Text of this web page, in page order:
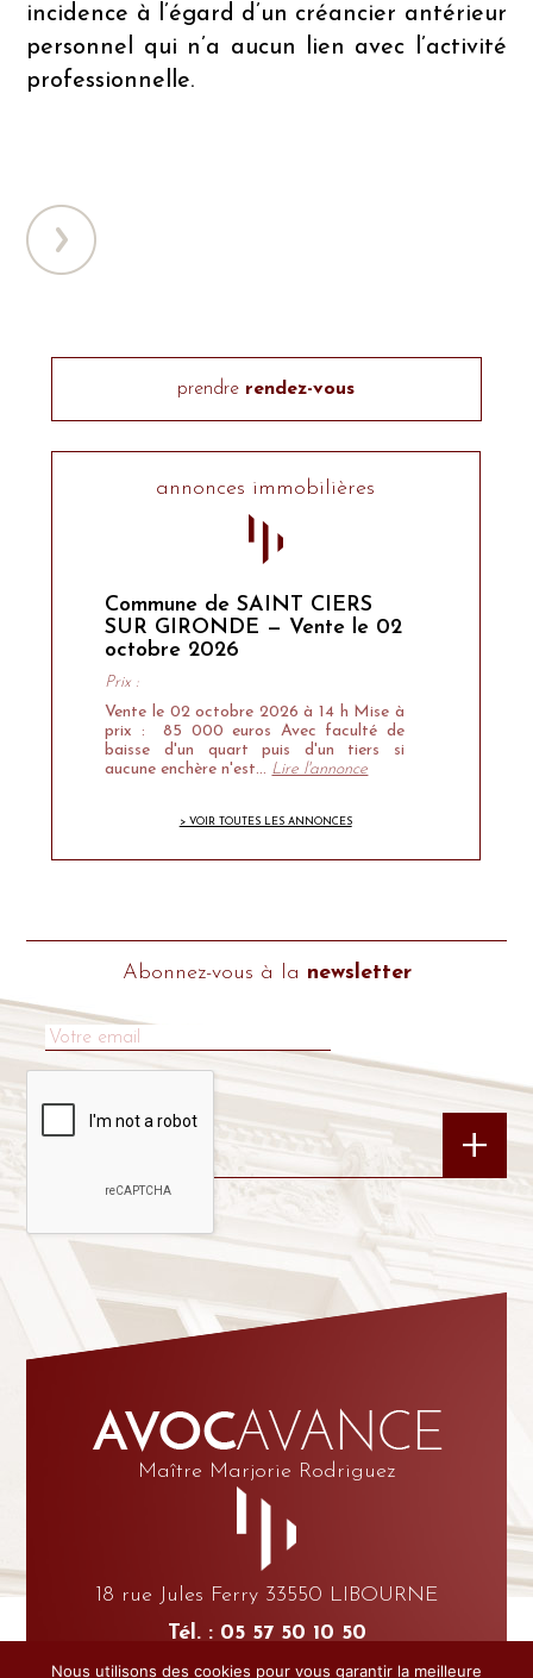
incidence à l’égard d’un créancier antérieur
personnel qui n’a aucun lien avec l’activité
professionnelle.
prendre rendez-vous
annonces immobilières
Commune de SAINT CIERS
SUR GIRONDE — Vente le 02
octobre 2026
Prix :
Vente le 02 octobre 2026 à 14 h Mise à
prix : 85 000 euros Avec faculté de
baisse d'un quart puis d'un tiers si
aucune enchère n'est… Lire l'annonce
> VOIR TOUTES LES ANNONCES
Abonnez-vous à la newsletter
Maître Marjorie Rodriguez
18 rue Jules Ferry 33550 LIBOURNE
Tél. : 05 57 50 10 50
Fax : 05 57 24 36 51
Nous utilisons des cookies pour vous garantir la meilleure